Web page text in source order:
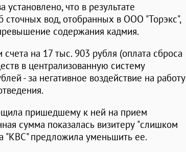
установлено, что в результате
сточных вод, отобранных в ООО "Торэкс",
содержания кадмия.
на 17 тыс. 903 рубля (оплата сброса
в централизованную систему
- за негативное воздействие на работу
пришедшему к ней на прием
сумма показалась визитеру "слишком
"КВС" предложила уменьшить ее.